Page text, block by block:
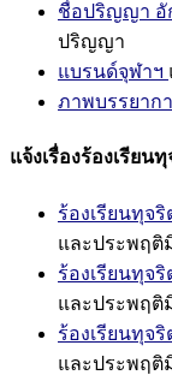
ชื่อปริญญา อั
ปริญญา
แบรนด์จุฬาฯ
ภาพบรรยาก
แจ้งเรื่องร้องเรียน
ร้องเรียนทุจ
และประพฤติ
ร้องเรียนทุจ
และประพฤติ
ร้องเรียนทุจ
และประพฤติ